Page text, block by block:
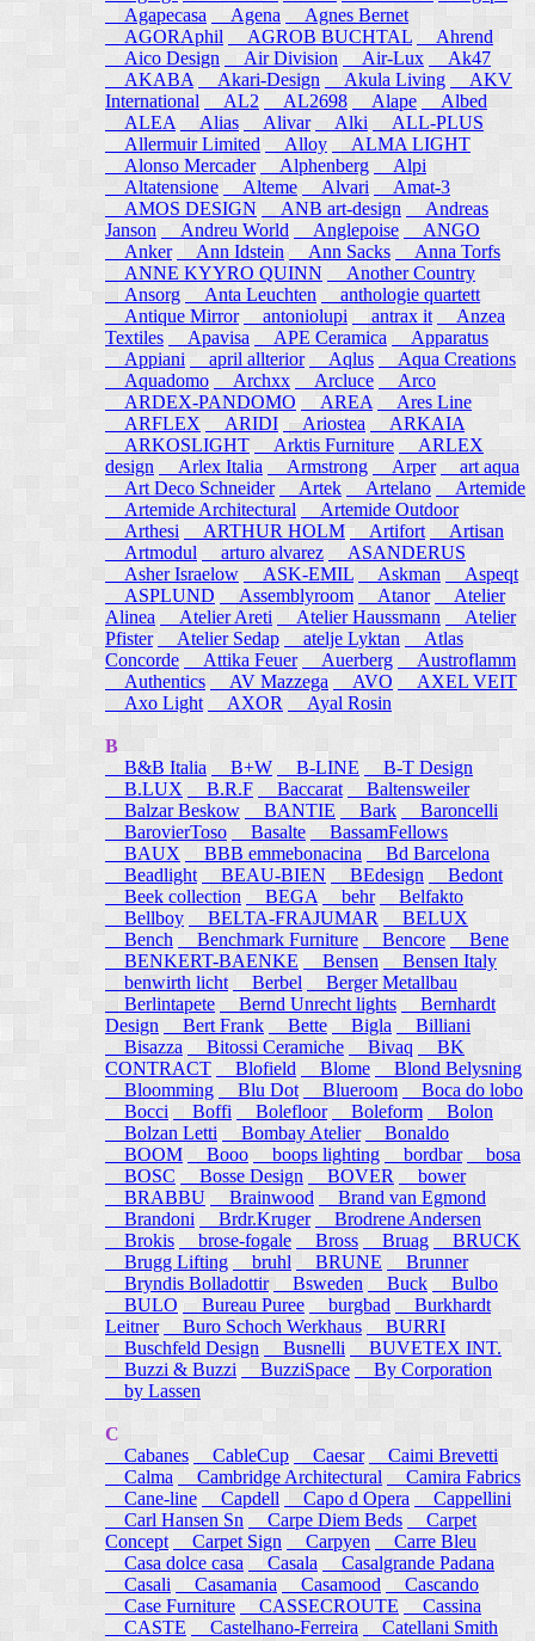
Agapecasa
Agena
Agnes Bernet
AGORAphil
AGROB BUCHTAL
Ahrend
Aico Design
Air Division Air-Lux
Ak47
AKABA
Akari-Design Akula Living
AKV
International
AL2 AL2698 Alape
Albed
ALEA
Alias Alivar Alki
ALL-PLUS
Allermuir Limited
Alloy
ALMA LIGHT
Alonso Mercader
Alphenberg
Alpi
Altatensione
Alteme Alvari
Amat-3
AMOS DESIGN
ANB art-design
Andreas
Janson
Andreu World Anglepoise
ANGO
Anker
Ann Idstein Ann Sacks
Anna Torfs
ANNE KYYRO QUINN
Another Country
Ansorg
Anta Leuchten
anthologie quartett
Antique Mirror
antoniolupi antrax it
Anzea
Textiles
Apavisa APE Ceramica
Apparatus
Appiani
april allterior Aqlus Aqua Creations
Aquadomo
Archxx Arcluce
Arco
ARDEX-PANDOMO
AREA
Ares Line
ARFLEX
ARIDI Ariostea
ARKAIA
ARKOSLIGHT
Arktis Furniture
ARLEX
design
Arlex Italia Armstrong Arper
art aqua
Art Deco Schneider
Artek Artelano
Artemide
Artemide Architectural
Artemide Outdoor
Arthesi
ARTHUR HOLM Artifort
Artisan
Artmodul
arturo alvarez
ASANDERUS
Asher Israelow
ASK-EMIL Askman
Aspeqt
ASPLUND
Assemblyroom Atanor
Atelier
Alinea
Atelier Areti Atelier Haussmann
Atelier
Pfister
Atelier Sedap atelje Lyktan
Atlas
Concorde
Attika Feuer Auerberg
Austroflamm
Authentics
AV Mazzega AVO
AXEL VEIT
Axo Light
AXOR Ayal Rosin
B
B&B Italia
B+W B-LINE
B-T Design
B.LUX
B.R.F Baccarat
Baltensweiler
Balzar Beskow
BANTIE Bark
Baroncelli
BarovierToso
Basalte
BassamFellows
BAUX
BBB emmebonacina
Bd Barcelona
Beadlight
BEAU-BIEN BEdesign
Bedont
Beek collection
BEGA behr
Belfakto
Bellboy
BELTA-FRAJUMAR
BELUX
Bench
Benchmark Furniture Bencore
Bene
BENKERT-BAENKE
Bensen
Bensen Italy
benwirth licht
Berbel
Berger Metallbau
Berlintapete
Bernd Unrecht lights
Bernhardt
Design
Bert Frank Bette Bigla
Billiani
Bisazza
Bitossi Ceramiche Bivaq
BK
CONTRACT
Blofield Blome Blond Belysning
Bloomming
Blu Dot Blueroom
Boca do lobo
Bocci
Boffi Bolefloor Boleform
Bolon
Bolzan Letti
Bombay Atelier
Bonaldo
BOOM
Booo boops lighting bordbar
bosa
BOSC
Bosse Design BOVER
bower
BRABBU
Brainwood
Brand van Egmond
Brandoni
Brdr.Kruger
Brodrene Andersen
Brokis
brose-fogale Bross Bruag
BRUCK
Brugg Lifting
bruhl BRUNE
Brunner
Bryndis Bolladottir
Bsweden Buck
Bulbo
BULO
Bureau Puree burgbad
Burkhardt
Leitner
Buro Schoch Werkhaus
BURRI
Buschfeld Design
Busnelli
BUVETEX INT.
Buzzi & Buzzi
BuzziSpace By Corporation
by Lassen
C
Cabanes
CableCup Caesar
Caimi Brevetti
Calma
Cambridge Architectural
Camira Fabrics
Cane-line
Capdell Capo d Opera
Cappellini
Carl Hansen Sn
Carpe Diem Beds
Carpet
Concept
Carpet Sign Carpyen
Carre Bleu
Casa dolce casa
Casala
Casalgrande Padana
Casali
Casamania Casamood
Cascando
Case Furniture
CASSECROUTE
Cassina
CASTE
Castelhano-Ferreira
Catellani Smith